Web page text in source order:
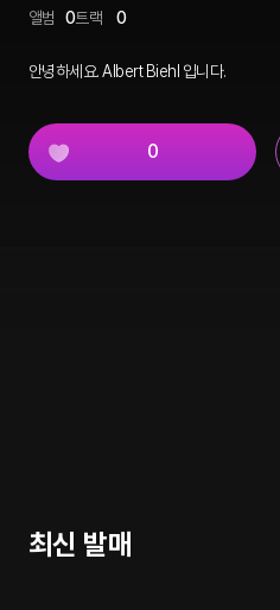
앨범 0트랙 0
안녕하세요. Albert Biehl 입니다.
0
최신 발매